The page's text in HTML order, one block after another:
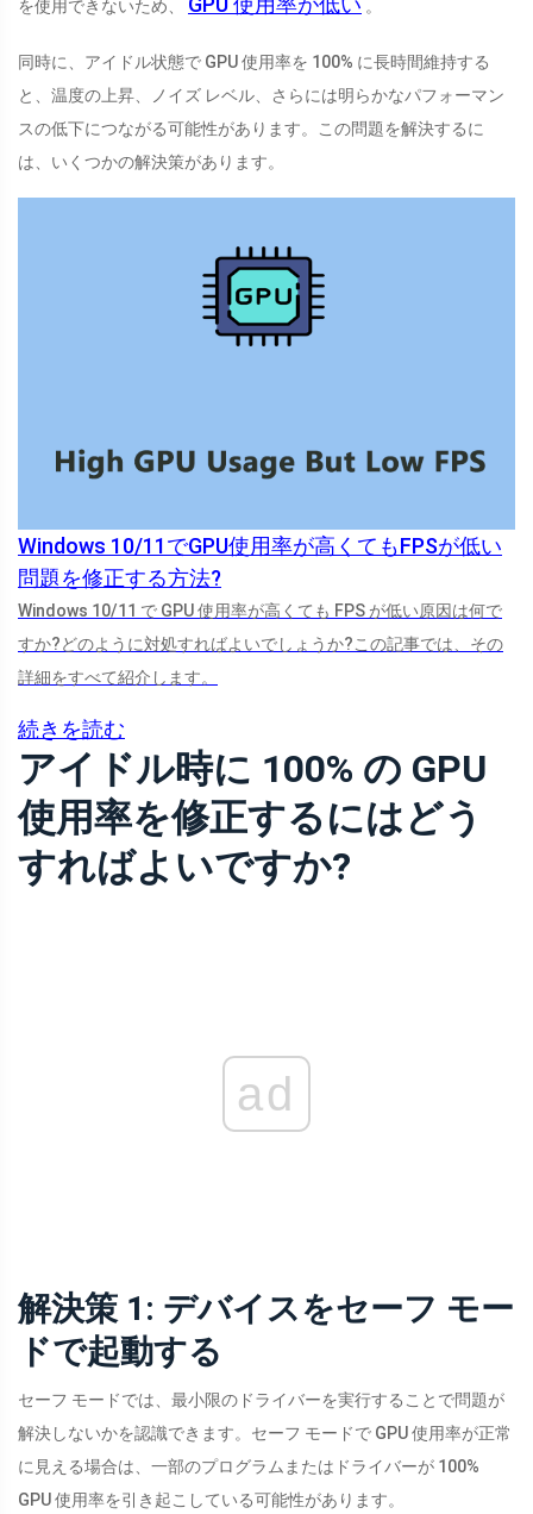
を使用できないため、 。
同時に、アイドル状態で GPU 使用率を 100% に長時間維持する
と、温度の上昇、ノイズ レベル、さらには明らかなパフォーマン
スの低下につながる可能性があります。この問題を解決するに
は、いくつかの解決策があります。
Windows 10/11でGPU使用率が高くてもFPSが低い
問題を修正する方法?
Windows 10/11 で GPU 使用率が高くても FPS が低い原因は何で
すか?どのように対処すればよいでしょうか?この記事では、その
詳細をすべて紹介します。
続きを読む
アイドル時に 100% の GPU
使用率を修正するにはどう
すればよいですか?
ad
解決策 1: デバイスをセーフ モー
ドで起動する
セーフ モードでは、最小限のドライバーを実行することで問題が
解決しないかを認識できます。セーフ モードで GPU 使用率が正常
に見える場合は、一部のプログラムまたはドライバーが 100%
GPU 使用率を引き起こしている可能性があります。